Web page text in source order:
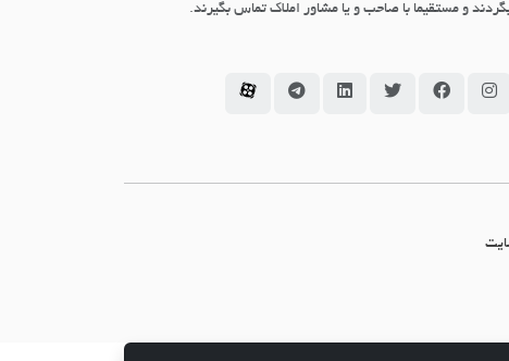
و مستقیما با صاحب و یا مشاور املاک تماس بگیرند.
سامانه جاما در اینستاگرام
سامانه جاما در فیسبوک
سامانه جاما در توئیتر
سامانه جاما در لینکداین
سامانه جاما در تلگرام
سامانه جاما در آپارات